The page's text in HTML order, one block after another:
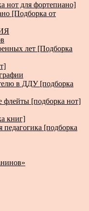
нот для фортепиано]
[Подборка от
лет [Подборка
в ДДУ [подборка
флейты [подборка нот]
книг]
[подборка